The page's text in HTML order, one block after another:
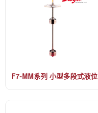
F7-MM系列 小型多段式液位